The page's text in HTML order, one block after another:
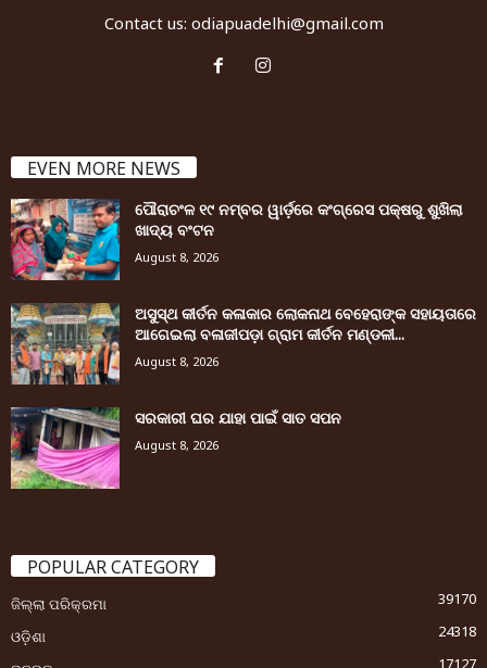
Contact us: odiapuadelhi@gmail.com
EVEN MORE NEWS
ପୌରାଚଂଳ ୧୯ ନମ୍ବର ୱାର୍ଡ଼ରେ କଂଗ୍ରେସ ପକ୍ଷରୁ ଶୁଖିଲା
ଖାଦ୍ୟ ବଂଟନ
August 8, 2026
ଅସୁସ୍ଥ କୀର୍ତନ କଳାକାର ଲୋକନାଥ ବେହେରାଙ୍କ ସହାୟତାରେ
ଆଗେଇଲା ବଳାଜୀପଡ଼ା ଗ୍ରାମ କୀର୍ତନ ମଣ୍ଡଳୀ...
August 8, 2026
ସରକାରୀ ଘର ଯାହା ପାଇଁ ସାତ ସପନ
August 8, 2026
POPULAR CATEGORY
ଜିଲ୍ଲା ପରିକ୍ରମା
39170
ଓଡ଼ିଶା
24318
17127